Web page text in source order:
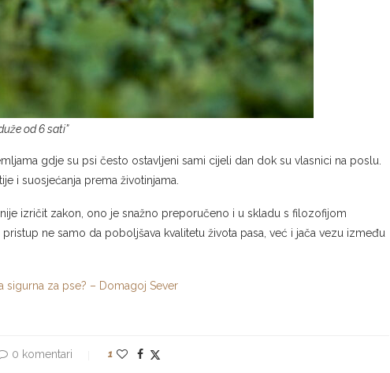
od 6 sati”
gdje su psi često ostavljeni sami cijeli dan dok su vlasnici na poslu.
i suosjećanja prema životinjama.
izričit zakon, ono je snažno preporučeno i u skladu s filozofijom
ne samo da poboljšava kvalitetu života pasa, već i jača vezu između
sigurna za pse? – Domagoj Sever
0 komentari 1